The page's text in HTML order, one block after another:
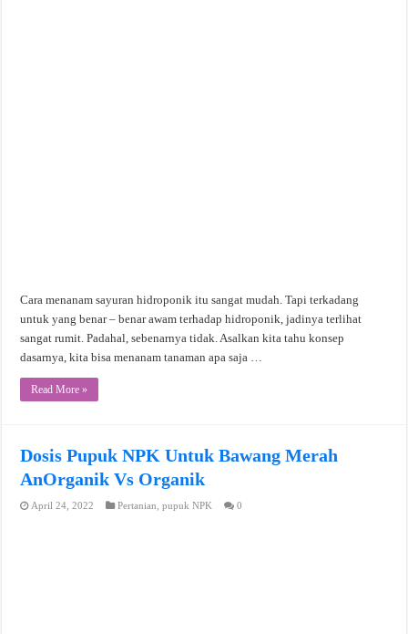
Cara menanam sayuran hidroponik itu sangat mudah. Tapi terkadang
untuk yang benar – benar awam terhadap hidroponik, jadinya terlihat
sangat rumit. Padahal, sebenarnya tidak. Asalkan kita tahu konsep
dasarnya, kita bisa menanam tanaman apa saja …
Read More »
Dosis Pupuk NPK Untuk Bawang Merah
AnOrganik Vs Organik
April 24, 2022 Pertanian ,pupuk NPK 0